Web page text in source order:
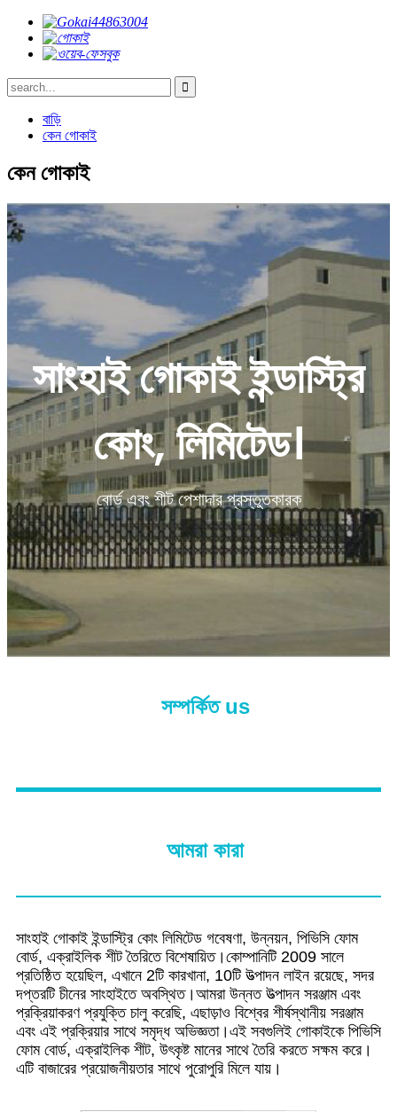
বাড়ি
কেন গোকাই
কেন গোকাই
সাংহাই গোকাই ইন্ডাস্ট্রি
কোং, লিমিটেড।
বোর্ড এবং শীট পেশাদার প্রস্তুতকারক
সম্পর্কিতus
আমরা কারা
সাংহাই গোকাই ইন্ডাস্ট্রি কোং লিমিটেড গবেষণা, উন্নয়ন, পিভিসি ফোম
বোর্ড, এক্রাইলিক শীট তৈরিতে বিশেষায়িত।কোম্পানিটি 2009 সালে
প্রতিষ্ঠিত হয়েছিল, এখানে 2টি কারখানা, 10টি উত্পাদন লাইন রয়েছে, সদর
দপ্তরটি চীনের সাংহাইতে অবস্থিত।আমরা উন্নত উত্পাদন সরঞ্জাম এবং
প্রক্রিয়াকরণ প্রযুক্তি চালু করেছি, এছাড়াও বিশ্বের শীর্ষস্থানীয় সরঞ্জাম
এবং এই প্রক্রিয়ার সাথে সমৃদ্ধ অভিজ্ঞতা।এই সবগুলিই গোকাইকে পিভিসি
ফোম বোর্ড, এক্রাইলিক শীট, উৎকৃষ্ট মানের সাথে তৈরি করতে সক্ষম করে।
এটি বাজারের প্রয়োজনীয়তার সাথে পুরোপুরি মিলে যায়।